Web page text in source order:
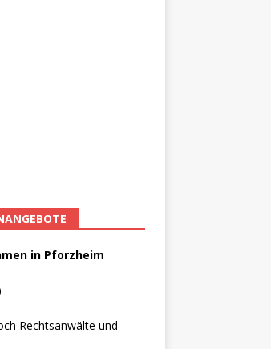
in Pforzheim
Rechtsanwälte und